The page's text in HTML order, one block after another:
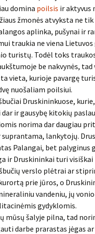
domina poilsis ir aktyvus
žmonės atvyksta ne
aplinka, pušynai ir
traukia ne viena
turistų. Todėl toks
be nakvynės, tad
vieta, kurioje pavargę
nuošaliam poilsiui.
Druskininkuose,
ir gausybę kitokių
norima dar daugiau
lankytojų.
Palangai, bet palyginus
ir Druskininkai turi
verslo plėtrai ar
prie jūros, o
vandeniu, jų
gydyklomis.
mūsų šalyje pilna, tad
darbe prarastas jėgas